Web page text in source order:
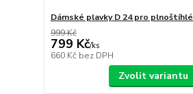
Dámské plavky D 24 pro
999 Kč
799 Kč/ks
660 Kč bez DPH
Zvolit variantu